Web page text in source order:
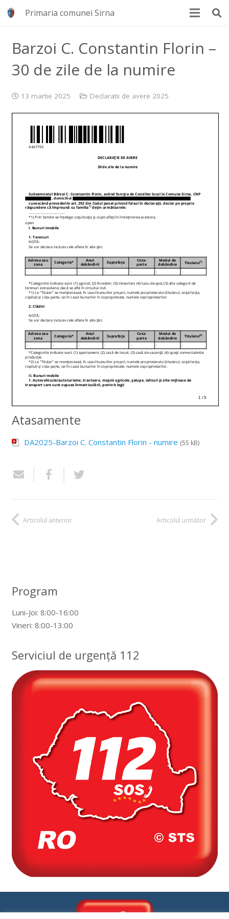
Primaria comunei Sirna
Barzoi C. Constantin Florin –
30 de zile de la numire
13 martie 2025 Declaratii de avere 2025
Atasamente
DA2025-Barzoi C. Constantin Florin - numire (55 kB)
Articolul anterior Articolul următor
Program
Luni-Joi: 8:00-16:00
Vineri: 8:00-13:00
Serviciul de urgență 112